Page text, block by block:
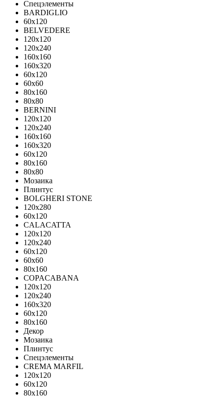
Спецэлементы
BARDIGLIO
60x120
BELVEDERE
120x120
120x240
160x160
160x320
60x120
60x60
80x160
80x80
BERNINI
120x120
120x240
160x160
160x320
60x120
80x160
80x80
Мозаика
Плинтус
BOLGHERI STONE
120x280
60x120
CALACATTA
120x120
120x240
60x120
60x60
80x160
COPACABANA
120x120
120x240
160x320
60x120
80x160
Декор
Мозаика
Плинтус
Спецэлементы
CREMA MARFIL
120x120
60x120
80x160